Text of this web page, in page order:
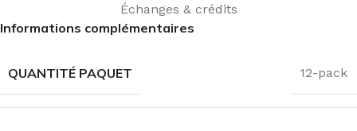
Échanges & crédits
Informations complémentaires
QUANTITÉ PAQUET 12-pack